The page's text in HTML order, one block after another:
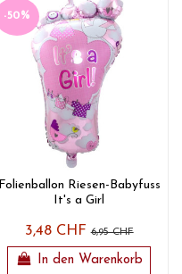
-50%
Folienballon Riesen-Babyfuss
It's a Girl
3,48 CHF6,95 CHF
In den Warenkorb